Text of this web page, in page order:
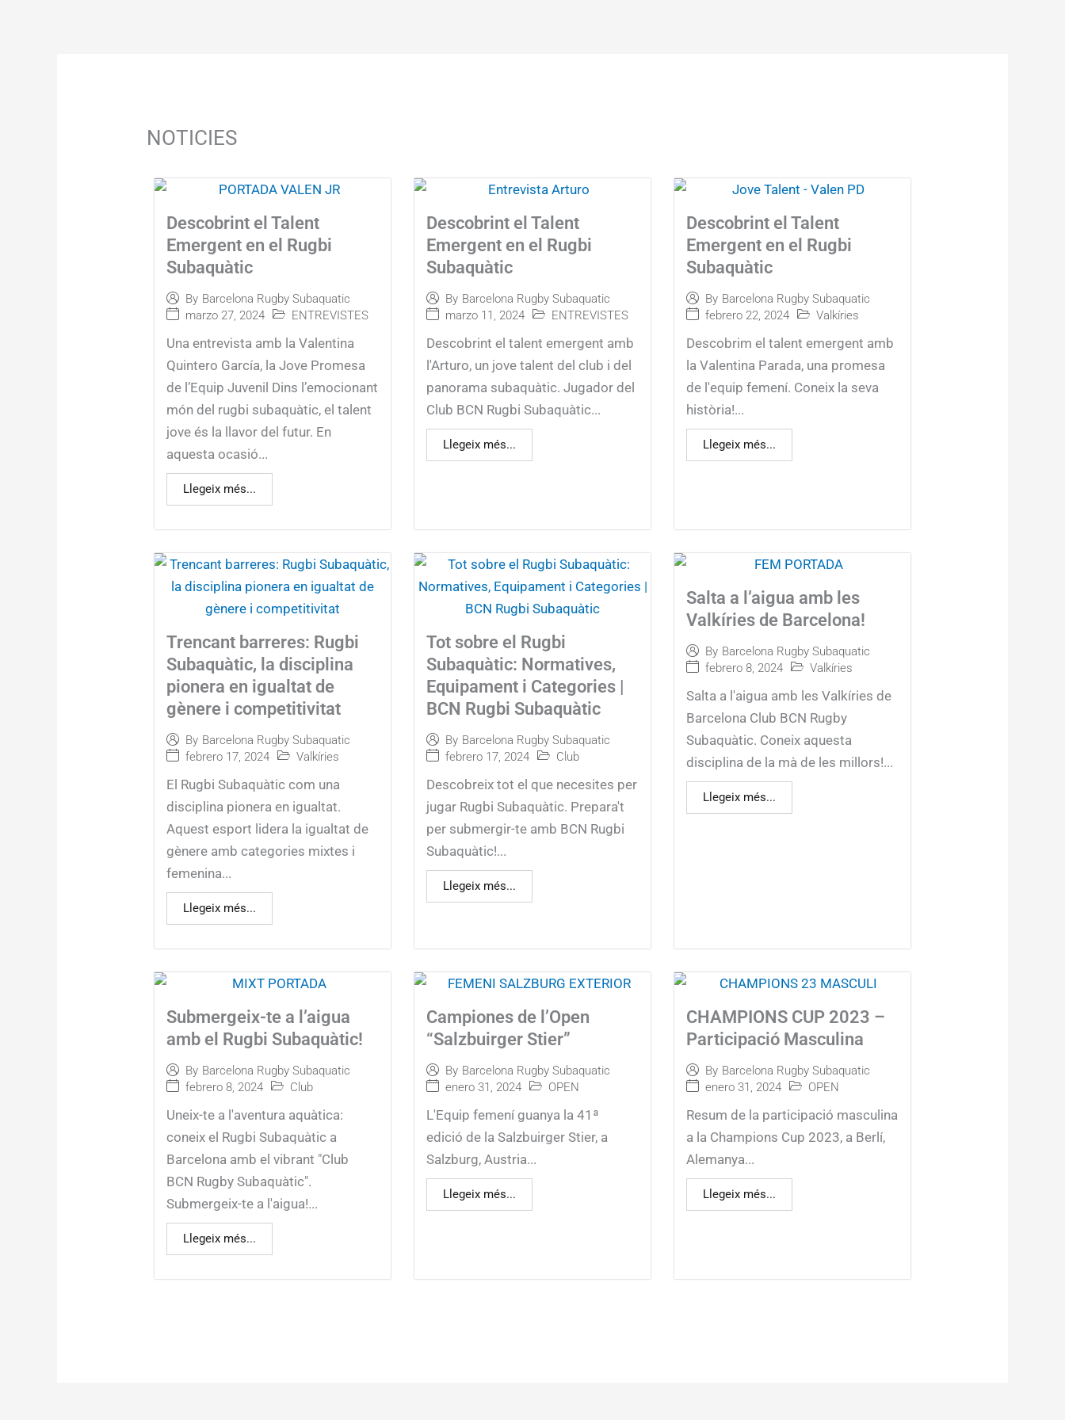
NOTICIES
Descobrint el Talent
Emergent en el Rugbi
Subaquàtic
By Barcelona Rugby Subaquatic
marzo 27, 2024
ENTREVISTES
Una entrevista amb la Valentina
Quintero García, la Jove Promesa
de l’Equip Juvenil Dins l’emocionant
món del rugbi subaquàtic, el talent
jove és la llavor del futur. En
aquesta ocasió...
Llegeix més...
Descobrint el Talent
Emergent en el Rugbi
Subaquàtic
By Barcelona Rugby Subaquatic
marzo 11, 2024
ENTREVISTES
Descobrint el talent emergent amb
l'Arturo, un jove talent del club i del
panorama subaquàtic. Jugador del
Club BCN Rugbi Subaquàtic...
Llegeix més...
Descobrint el Talent
Emergent en el Rugbi
Subaquàtic
By Barcelona Rugby Subaquatic
febrero 22, 2024
Valkíries
Descobrim el talent emergent amb
la Valentina Parada, una promesa
de l'equip femení. Coneix la seva
història!...
Llegeix més...
Trencant barreres: Rugbi
Subaquàtic, la disciplina
pionera en igualtat de
gènere i competitivitat
By Barcelona Rugby Subaquatic
febrero 17, 2024
Valkíries
El Rugbi Subaquàtic com una
disciplina pionera en igualtat.
Aquest esport lidera la igualtat de
gènere amb categories mixtes i
femenina...
Llegeix més...
Tot sobre el Rugbi
Subaquàtic: Normatives,
Equipament i Categories |
BCN Rugbi Subaquàtic
By Barcelona Rugby Subaquatic
febrero 17, 2024
Club
Descobreix tot el que necesites per
jugar Rugbi Subaquàtic. Prepara't
per submergir-te amb BCN Rugbi
Subaquàtic!...
Llegeix més...
Salta a l’aigua amb les
Valkíries de Barcelona!
By Barcelona Rugby Subaquatic
febrero 8, 2024
Valkíries
Salta a l'aigua amb les Valkíries de
Barcelona Club BCN Rugby
Subaquàtic. Coneix aquesta
disciplina de la mà de les millors!...
Llegeix més...
Submergeix-te a l’aigua
amb el Rugbi Subaquàtic!
By Barcelona Rugby Subaquatic
febrero 8, 2024
Club
Uneix-te a l'aventura aquàtica:
coneix el Rugbi Subaquàtic a
Barcelona amb el vibrant "Club
BCN Rugby Subaquàtic".
Submergeix-te a l'aigua!...
Llegeix més...
Campiones de l’Open
“Salzbuirger Stier”
By Barcelona Rugby Subaquatic
enero 31, 2024
OPEN
L'Equip femení guanya la 41ª
edició de la Salzbuirger Stier, a
Salzburg, Austria...
Llegeix més...
CHAMPIONS CUP 2023 –
Participació Masculina
By Barcelona Rugby Subaquatic
enero 31, 2024
OPEN
Resum de la participació masculina
a la Champions Cup 2023, a Berlí,
Alemanya...
Llegeix més...